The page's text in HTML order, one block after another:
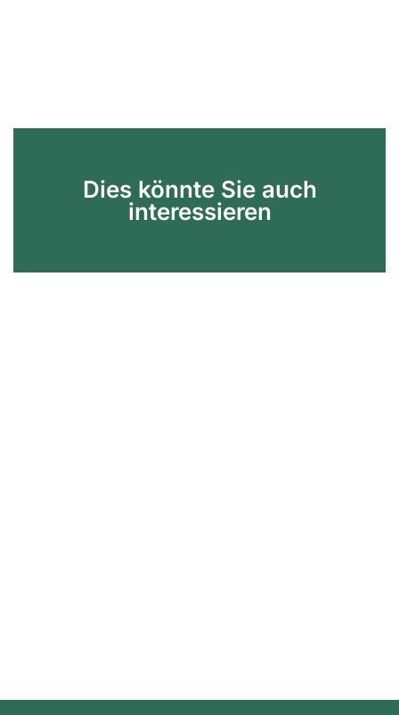
Dies könnte Sie auch
interessieren